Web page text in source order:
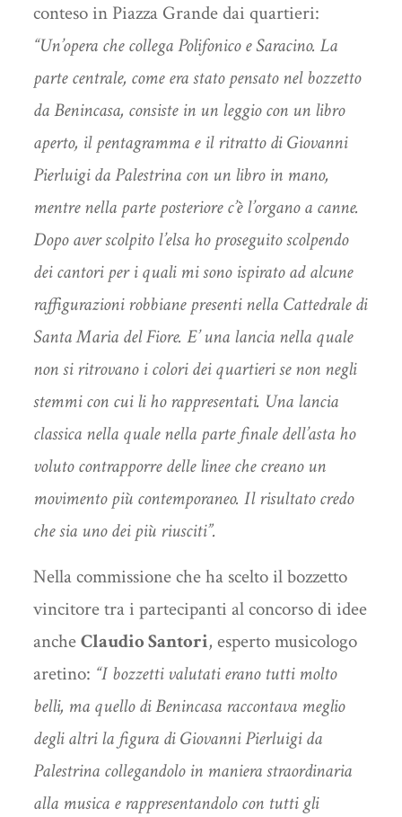
conteso in Piazza Grande dai quartieri:
“Un’opera che collega Polifonico e Saracino. La
parte centrale, come era stato pensato nel bozzetto
da Benincasa, consiste in un leggio con un libro
aperto, il pentagramma e il ritratto di Giovanni
Pierluigi da Palestrina con un libro in mano,
mentre nella parte posteriore c’è l’organo a canne.
Dopo aver scolpito l’elsa ho proseguito scolpendo
dei cantori per i quali mi sono ispirato ad alcune
raffigurazioni robbiane presenti nella Cattedrale di
Santa Maria del Fiore. E’ una lancia nella quale
non si ritrovano i colori dei quartieri se non negli
stemmi con cui li ho rappresentati. Una lancia
classica nella quale nella parte finale dell’asta ho
voluto contrapporre delle linee che creano un
movimento più contemporaneo. Il risultato credo
che sia uno dei più riusciti”.
Nella commissione che ha scelto il bozzetto
vincitore tra i partecipanti al concorso di idee
ancheClaudio Santori, esperto musicologo
aretino: “I bozzetti valutati erano tutti molto
belli, ma quello di Benincasa raccontava meglio
degli altri la figura di Giovanni Pierluigi da
Palestrina collegandolo in maniera straordinaria
alla musica e rappresentandolo con tutti gli